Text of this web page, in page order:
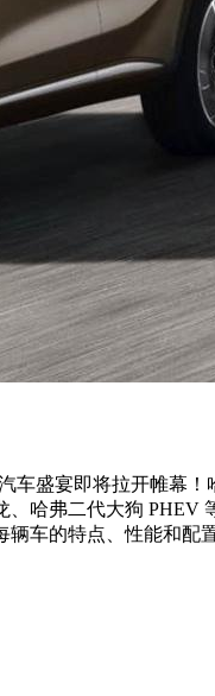
车盛宴即将拉开帷幕
哈弗二代大狗 PHEV
车的特点、性能和配